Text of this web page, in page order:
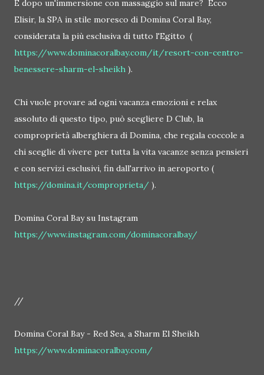
E dopo un'immersione con massaggio sul mare? Ecco
Elisir, la SPA in stile moresco di Domina Coral Bay,
considerata la più esclusiva di tutto l'Egitto (
https://www.dominacoralbay.com/it/resort-con-centro-
benessere-sharm-el-sheikh ).
Chi vuole provare ad ogni vacanza emozioni e relax
assoluto di questo tipo, può scegliere D Club, la
comproprietà alberghiera di Domina, che regala coccole a
chi sceglie di vivere per tutta la vita vacanze senza pensieri
e con servizi esclusivi, fin dall'arrivo in aeroporto (
https://domina.it/comproprieta/ ).
Domina Coral Bay su Instagram
https://www.instagram.com/dominacoralbay/
//
Domina Coral Bay - Red Sea, a Sharm El Sheikh
https://www.dominacoralbay.com/